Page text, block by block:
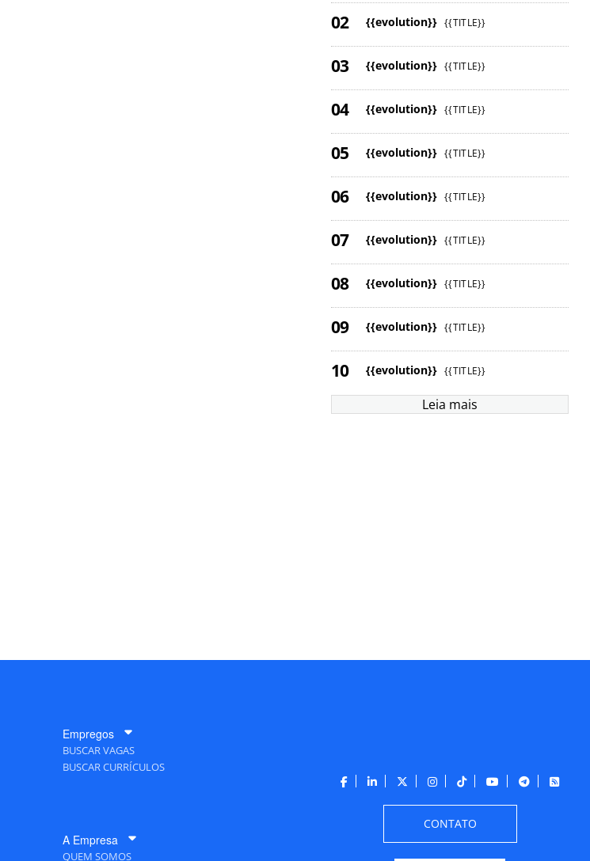
{{evolution}} {{TITLE}}
{{evolution}} {{TITLE}}
{{evolution}} {{TITLE}}
{{evolution}} {{TITLE}}
{{evolution}} {{TITLE}}
{{evolution}} {{TITLE}}
{{evolution}} {{TITLE}}
{{evolution}} {{TITLE}}
{{evolution}} {{TITLE}}
Leia mais
Empregos
BUSCAR VAGAS
BUSCAR CURRÍCULOS
A Empresa
QUEM SOMOS
CONTATO